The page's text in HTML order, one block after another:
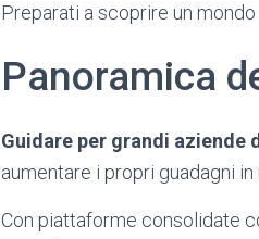
Preparati a scoprire un
Panoramica
Guidare per grandi aziende
aumentare i propri guadagni in
Con piattaforme consolidate